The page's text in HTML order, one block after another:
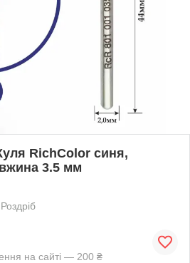
RichColor синя,
3.5 мм
Роздріб
на сайті — 200 ₴